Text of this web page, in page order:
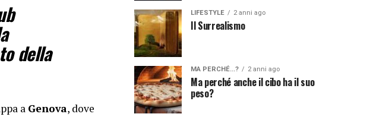
della
a Genova, dove
LIFESTYLE 2 anni ago
Il Surrealismo
MA PERCHÉ...? 2 anni ago
Ma perché anche il cibo ha il suo
peso?